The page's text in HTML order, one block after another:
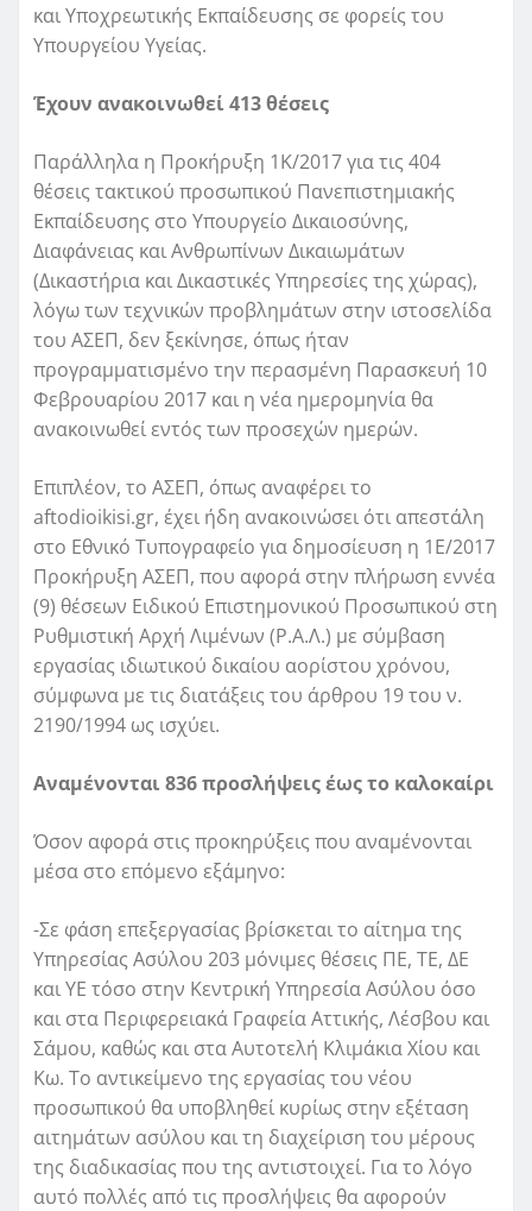
και Υποχρεωτικής Εκπαίδευσης σε φορείς του
Υπουργείου Υγείας.
Έχουν ανακοινωθεί 413 θέσεις
Παράλληλα η Προκήρυξη 1Κ/2017 για τις 404
θέσεις τακτικού προσωπικού Πανεπιστημιακής
Εκπαίδευσης στο Υπουργείο Δικαιοσύνης,
Διαφάνειας και Ανθρωπίνων Δικαιωμάτων
(Δικαστήρια και Δικαστικές Υπηρεσίες της χώρας),
λόγω των τεχνικών προβλημάτων στην ιστοσελίδα
του ΑΣΕΠ, δεν ξεκίνησε, όπως ήταν
προγραμματισμένο την περασμένη Παρασκευή 10
Φεβρουαρίου 2017 και η νέα ημερομηνία θα
ανακοινωθεί εντός των προσεχών ημερών.
Επιπλέον, το ΑΣΕΠ, όπως αναφέρει το
aftodioikisi.gr, έχει ήδη ανακοινώσει ότι απεστάλη
στο Εθνικό Τυπογραφείο για δημοσίευση η 1Ε/2017
Προκήρυξη ΑΣΕΠ, που αφορά στην πλήρωση εννέα
(9) θέσεων Ειδικού Επιστημονικού Προσωπικού στη
Ρυθμιστική Αρχή Λιμένων (Ρ.Α.Λ.) με σύμβαση
εργασίας ιδιωτικού δικαίου αορίστου χρόνου,
σύμφωνα με τις διατάξεις του άρθρου 19 του ν.
2190/1994 ως ισχύει.
Αναμένονται 836 προσλήψεις έως το καλοκαίρι
Όσον αφορά στις προκηρύξεις που αναμένονται
μέσα στο επόμενο εξάμηνο:
-Σε φάση επεξεργασίας βρίσκεται το αίτημα της
Υπηρεσίας Ασύλου 203 μόνιμες θέσεις ΠΕ, ΤΕ, ΔΕ
και ΥΕ τόσο στην Κεντρική Υπηρεσία Ασύλου όσο
και στα Περιφερειακά Γραφεία Αττικής, Λέσβου και
Σάμου, καθώς και στα Αυτοτελή Κλιμάκια Χίου και
Κω. Το αντικείμενο της εργασίας του νέου
προσωπικού θα υποβληθεί κυρίως στην εξέταση
αιτημάτων ασύλου και τη διαχείριση του μέρους
της διαδικασίας που της αντιστοιχεί. Για το λόγο
αυτό πολλές από τις προσλήψεις θα αφορούν